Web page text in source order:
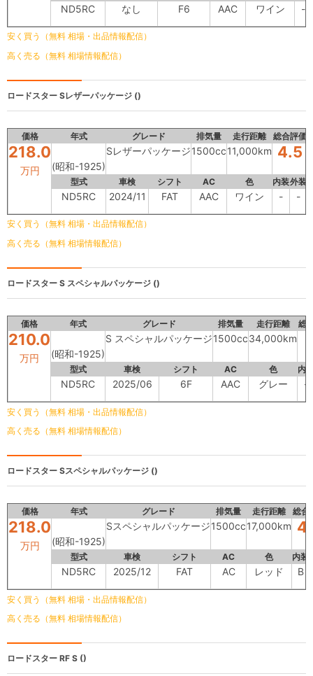
ND5RC なし F6 AAC ワイン -
安く買う（無料 相場・出品情報配信）
高く売る（無料 相場情報配信）
ロードスター Sレザーパッケージ ()
価格 年式 グレード 排気量 走行距離 総合評価
218.0
万円 (昭和-1925)
Sレザーパッケージ1500cc11,000km 4.5
型式 車検 シフト AC 色 内装外装
ND5RC 2024/11 FAT AAC ワイン - -
安く買う（無料 相場・出品情報配信）
高く売る（無料 相場情報配信）
ロードスター S スペシャルパッケージ ()
価格 年式 グレード 排気量 走行距離 総
210.0
万円 (昭和-1925)
S スペシャルパッケージ1500cc34,000km
型式 車検 シフト AC 色 内
ND5RC 2025/06 6F AAC グレー -
安く買う（無料 相場・出品情報配信）
高く売る（無料 相場情報配信）
ロードスター Sスペシャルパッケージ ()
価格 年式 グレード 排気量 走行距離 総合
218.0
万円 (昭和-1925)
Sスペシャルパッケージ1500cc17,000km
型式 車検 シフト AC 色 内装
ND5RC 2025/12 FAT AC レッド B
安く買う（無料 相場・出品情報配信）
高く売る（無料 相場情報配信）
ロードスター RF S ()